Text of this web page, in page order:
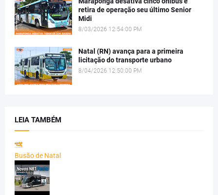
retira de operação seu último Senior
Midi
8/03/2026 12:54:00 PM
Natal (RN) avança para a primeira
licitação do transporte urbano
8/04/2026 12:50:00 PM
LEIA TAMBÉM
Busão de Natal